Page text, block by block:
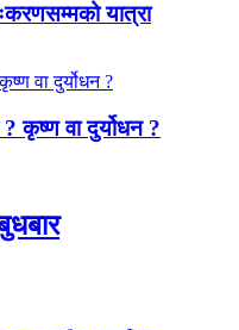
यात्रा
कृष्ण वा दुर्योधन ?